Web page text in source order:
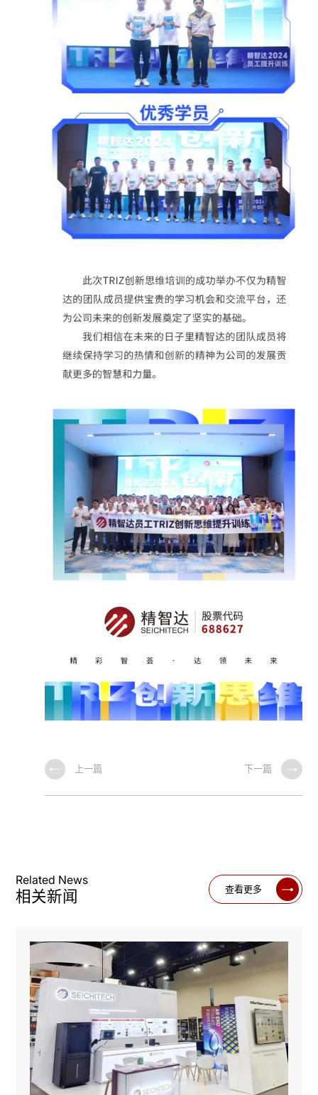
上一篇 下一篇
Related News
相关新闻 查看更多